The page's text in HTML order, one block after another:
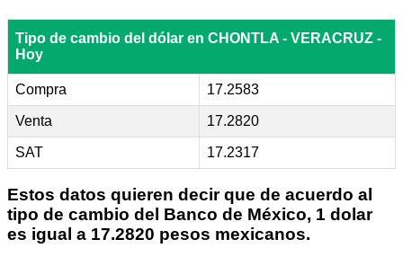
Tipo de cambio del dólar en CHONTLA - VERACRUZ -
Hoy
Compra 17.2583
Venta 17.2820
SAT 17.2317
Estos datos quieren decir que de acuerdo al
tipo de cambio del Banco de México, 1 dolar
es igual a 17.2820 pesos mexicanos.